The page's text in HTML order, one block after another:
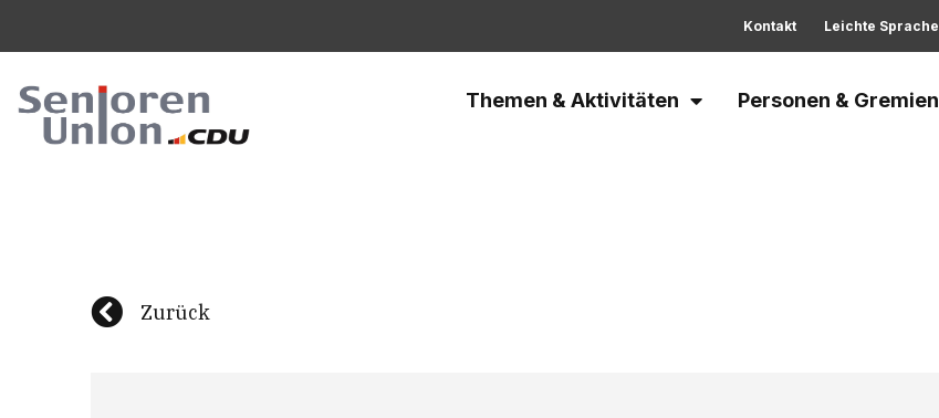
Kontakt Leichte Sprache
Themen & Aktivitäten Personen & Gremien
Zurück